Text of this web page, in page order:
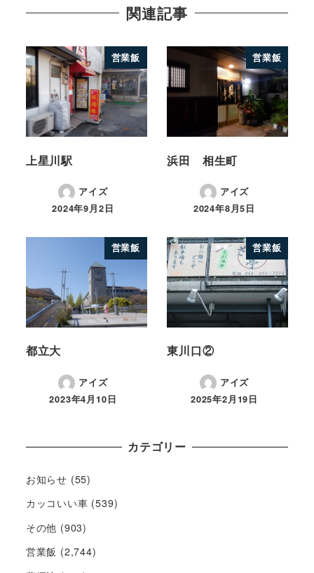
関連記事
営業飯
上星川駅
アイズ
2024年9月2日
営業飯
浜田 相生町
アイズ
2024年8月5日
営業飯
都立大
アイズ
2023年4月10日
営業飯
東川口②
アイズ
2025年2月19日
カテゴリー
お知らせ (55)
カッコいい車 (539)
その他 (903)
営業飯 (2,744)